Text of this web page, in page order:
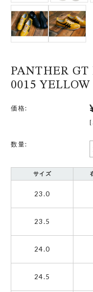
PANTHER GT
0015 YELLOW
価格:
[
数量:
サイズ
23.0
23.5
24.0
24.5